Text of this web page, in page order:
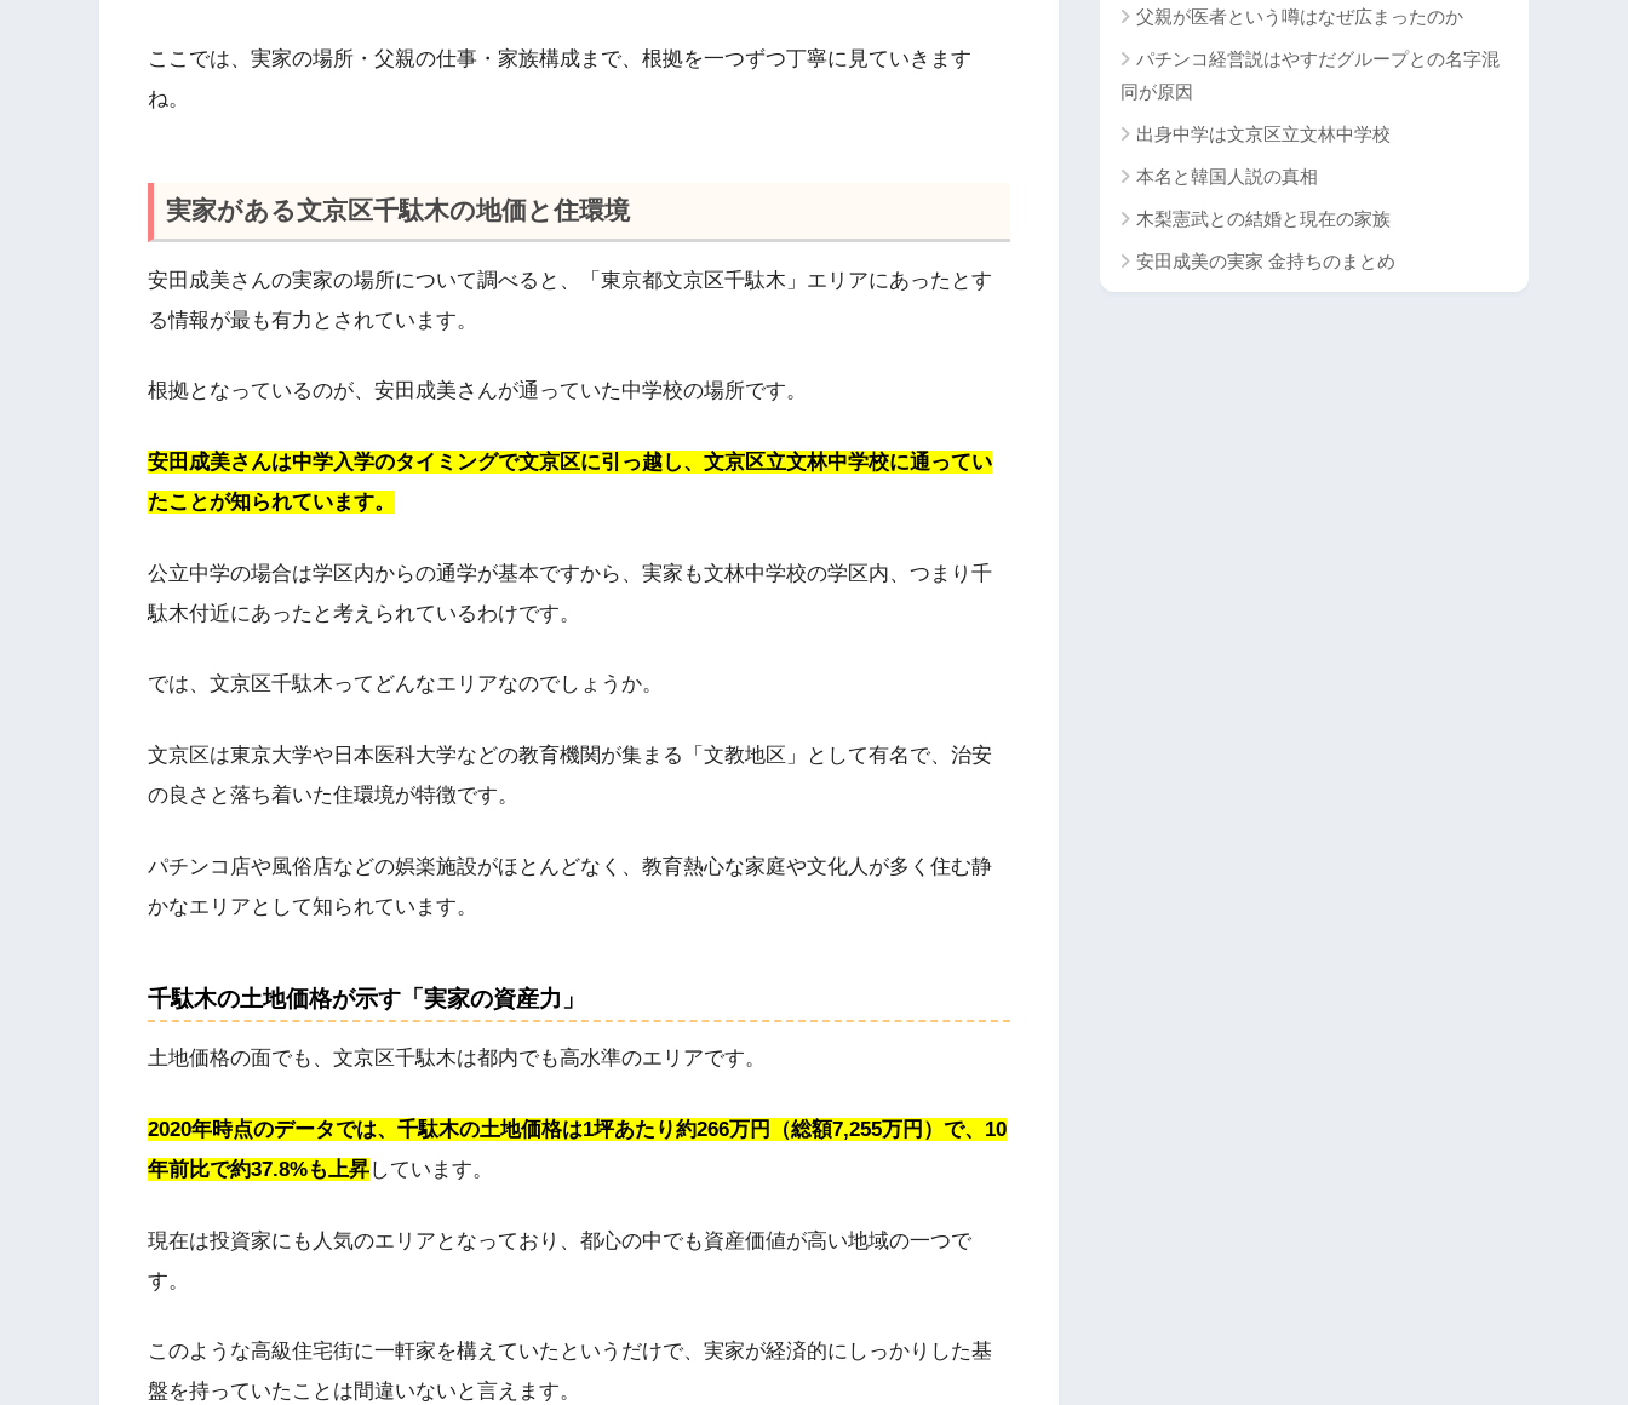
ここでは、実家の場所・父親の仕事・家族構成まで、根拠を一つずつ丁寧に見ていきます
ね。
実家がある文京区千駄木の地価と住環境
安田成美さんの実家の場所について調べると、「東京都文京区千駄木」エリアにあったとす
る情報が最も有力とされています。
根拠となっているのが、安田成美さんが通っていた中学校の場所です。
安田成美さんは中学入学のタイミングで文京区に引っ越し、文京区立文林中学校に通ってい
たことが知られています。
公立中学の場合は学区内からの通学が基本ですから、実家も文林中学校の学区内、つまり千
駄木付近にあったと考えられているわけです。
では、文京区千駄木ってどんなエリアなのでしょうか。
文京区は東京大学や日本医科大学などの教育機関が集まる「文教地区」として有名で、治安
の良さと落ち着いた住環境が特徴です。
パチンコ店や風俗店などの娯楽施設がほとんどなく、教育熱心な家庭や文化人が多く住む静
かなエリアとして知られています。
千駄木の土地価格が示す「実家の資産力」
土地価格の面でも、文京区千駄木は都内でも高水準のエリアです。
2020年時点のデータでは、千駄木の土地価格は1坪あたり約266万円（総額7,255万円）で、10
年前比で約37.8%も上昇しています。
現在は投資家にも人気のエリアとなっており、都心の中でも資産価値が高い地域の一つで
す。
このような高級住宅街に一軒家を構えていたというだけで、実家が経済的にしっかりした基
盤を持っていたことは間違いないと言えます。
父親が医者という噂はなぜ広まったのか
パチンコ経営説はやすだグループとの名字混
同が原因
出身中学は文京区立文林中学校
本名と韓国人説の真相
木梨憲武との結婚と現在の家族
安田成美の実家 金持ちのまとめ